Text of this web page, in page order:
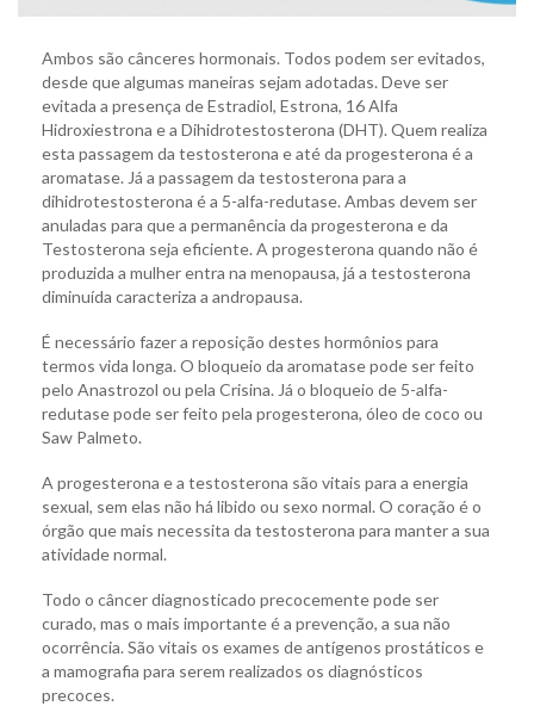
Ambos são cânceres hormonais. Todos podem ser evitados,
desde que algumas maneiras sejam adotadas. Deve ser
evitada a presença de Estradiol, Estrona, 16 Alfa
Hidroxiestrona e a Dihidrotestosterona (DHT). Quem realiza
esta passagem da testosterona e até da progesterona é a
aromatase. Já a passagem da testosterona para a
dihidrotestosterona é a 5-alfa-redutase. Ambas devem ser
anuladas para que a permanência da progesterona e da
Testosterona seja eficiente. A progesterona quando não é
produzida a mulher entra na menopausa, já a testosterona
diminuída caracteriza a andropausa.
É necessário fazer a reposição destes hormônios para
termos vida longa. O bloqueio da aromatase pode ser feito
pelo Anastrozol ou pela Crisina. Já o bloqueio de 5-alfa-
redutase pode ser feito pela progesterona, óleo de coco ou
Saw Palmeto.
A progesterona e a testosterona são vitais para a energia
sexual, sem elas não há libido ou sexo normal. O coração é o
órgão que mais necessita da testosterona para manter a sua
atividade normal.
Todo o câncer diagnosticado precocemente pode ser
curado, mas o mais importante é a prevenção, a sua não
ocorrência. São vitais os exames de antígenos prostáticos e
a mamografia para serem realizados os diagnósticos
precoces.